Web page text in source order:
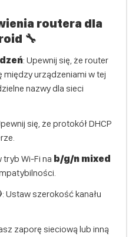
routera dla
🔧
: Upewnij się, że router
między urządzeniami w tej
nazwy dla sieci
się, że protokół DHCP
tryb Wi-Fi na b/g/n mixed
Ustaw szerokość kanału
zaporę sieciową lub inną